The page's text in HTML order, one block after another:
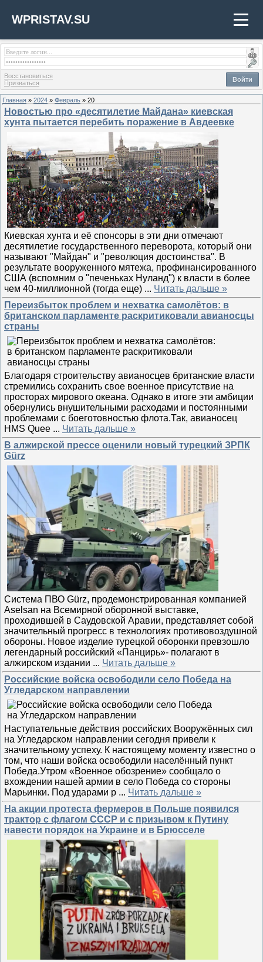
WPRISTAV.SU
Войти
Восстановиться
Призваться
Главная » 2024 » Февраль » 20
Новостью про «десятилетие Майдана» киевская
хунта пытается перебить поражение в Авдеевке
Киевская хунта и её спонсоры в эти дни отмечают
десятилетие государственного переворота, который они
называют "Майдан" и "революция достоинства". В
результате вооруженного мятежа, профинансированного
США (вспомним о "печеньках Нуланд") к власти в более
чем 40-миллионной (тогда еще) ... Читать дальше »
Переизбыток проблем и нехватка самолётов: в
британском парламенте раскритиковали авианосцы
страны
Благодаря строительству авианосцев британские власти
стремились сохранить свое военное присутствие на
просторах мирового океана. Однако в итоге эти амбиции
обернулись внушительными расходами и постоянными
проблемами с боеготовностью флота.Так, авианосец
HMS Quee ... Читать дальше »
В алжирской прессе оценили новый турецкий ЗРПК
Gürz
Система ПВО Gürz, продемонстрированная компанией
Aselsan на Всемирной оборонной выставке,
проходившей в Саудовской Аравии, представляет собой
значительный прогресс в технологиях противовоздушной
обороны. Новое изделие турецкой оборонки превзошло
легендарный российский «Панцирь»- полагают в
алжирском издании ... Читать дальше »
Российские войска освободили село Победа на
Угледарском направлении
Наступательные действия российских Вооружённых сил
на Угледарском направлении сегодня привели к
значительному успеху. К настоящему моменту известно о
том, что наши войска освободили населённый пункт
Победа.Утром «Военное обозрение» сообщало о
вхождении нашей армии в село Победа со стороны
Марьинки. Под ударами р ... Читать дальше »
На акции протеста фермеров в Польше появился
трактор с флагом СССР и с призывом к Путину
навести порядок на Украине и в Брюсселе